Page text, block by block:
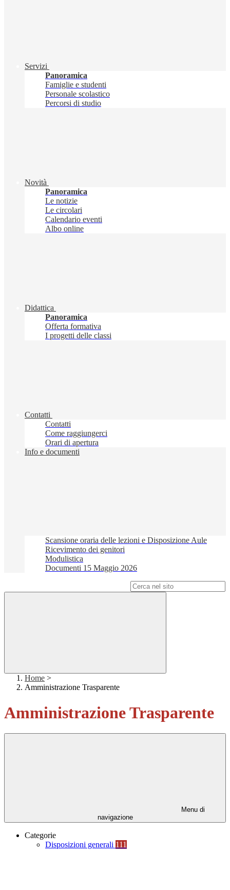
Servizi
Panoramica
Famiglie e studenti
Personale scolastico
Percorsi di studio
Novità
Panoramica
Le notizie
Le circolari
Calendario eventi
Albo online
Didattica
Panoramica
Offerta formativa
I progetti delle classi
Contatti
Contatti
Come raggiungerci
Orari di apertura
Info e documenti
Scansione oraria delle lezioni e Disposizione Aule
Ricevimento dei genitori
Modulistica
Documenti 15 Maggio 2026
Home >
Amministrazione Trasparente
Amministrazione Trasparente
Menu di
navigazione
Categorie
Disposizioni generali 111